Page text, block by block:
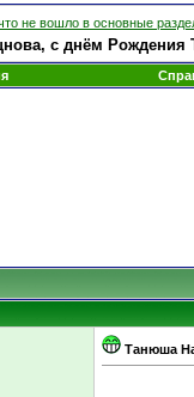
не вошло в основные
с днём Рождения
Танюша